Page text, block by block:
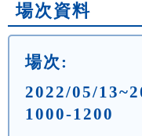
場次資料
場次:
2022/05/
1000-1200